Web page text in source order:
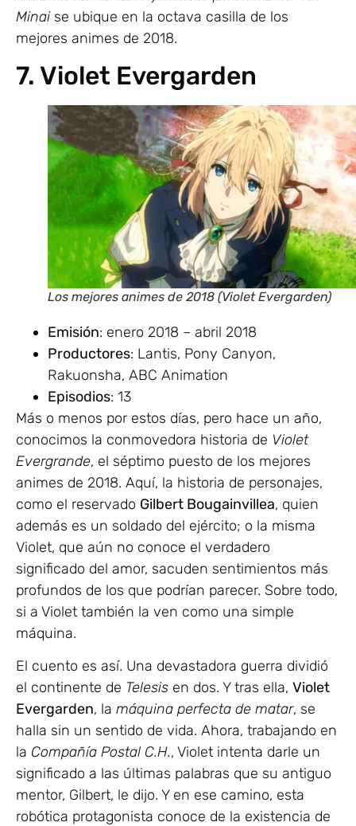
Minaise ubique en la octava casilla de los
mejores animes de 2018.
7. Violet Evergarden
Los mejores animes de 2018 (Violet Evergarden)
Emisión: enero 2018 – abril 2018
Productores: Lantis, Pony Canyon,
Rakuonsha, ABC Animation
Episodios: 13
Más o menos por estos días, pero hace un año,
conocimos la conmovedora historia de Violet
Evergrande, el séptimo puesto de los mejores
animes de 2018. Aquí, la historia de personajes,
como el reservado Gilbert Bougainvillea, quien
además es un soldado del ejército; o la misma
Violet, que aún no conoce el verdadero
significado del amor, sacuden sentimientos más
profundos de los que podrían parecer. Sobre todo,
si a Violet también la ven como una simple
máquina.
El cuento es así. Una devastadora guerra dividió
el continente de Telesis en dos. Y tras ella, Violet
Evergarden, la máquina perfecta de matar, se
halla sin un sentido de vida. Ahora, trabajando en
la Compañía Postal C.H., Violet intenta darle un
significado a las últimas palabras que su antiguo
mentor, Gilbert, le dijo. Y en ese camino, esta
robótica protagonista conoce de la existencia de